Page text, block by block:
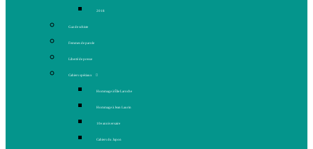
2018
Gaz de schiste
Femmes de parole
Liberté de presse
Cahiers spéciaux
Hommage à Élie Laroche
Hommage à Jean Laurin
10e anniversaire
Cahiers du Japon